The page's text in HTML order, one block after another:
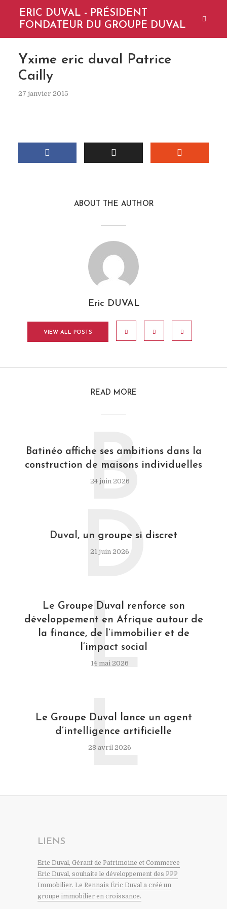
ERIC DUVAL - PRÉSIDENT
FONDATEUR DU GROUPE DUVAL
Yxime eric duval Patrice
Cailly
27 janvier 2015
ABOUT THE AUTHOR
Eric DUVAL
VIEW ALL POSTS
READ MORE
Batinéo affiche ses ambitions dans la
construction de maisons individuelles
24 juin 2026
B
Duval, un groupe si discret
21 juin 2026
D
Le Groupe Duval renforce son
développement en Afrique autour de
la finance, de l’immobilier et de
l’impact social
14 mai 2026
L
Le Groupe Duval lance un agent
d’intelligence artificielle
28 avril 2026
L
LIENS
Eric Duval, Gérant de Patrimoine et Commerce
Eric Duval, souhaite le développement des PPP
Immobilier. Le Rennais Éric Duval a créé un
groupe immobilier en croissance.